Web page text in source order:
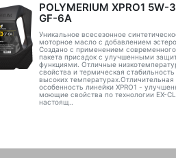
POLYMERIUM XPRO1 5W-
GF-6A
Уникальное всесезонное
моторное масло с добавлением
Создано с применением современного
пакета присадок с улучшенными
функциями. Отличные
свойства и термическая стабильность
высоких температурах.Отличительная
особенность линейки XPRO1 -
моющие свойства по технологии EX-
настоящ..